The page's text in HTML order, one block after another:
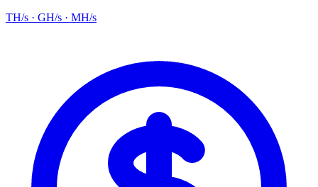
TH/s · GH/s · MH/s